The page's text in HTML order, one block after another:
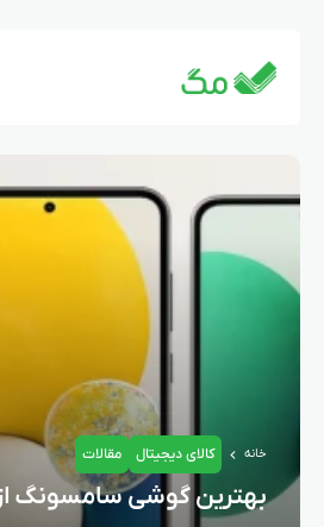
خانه کالای دیجیتال مقالات
بهترین گوشی سامسونگ از